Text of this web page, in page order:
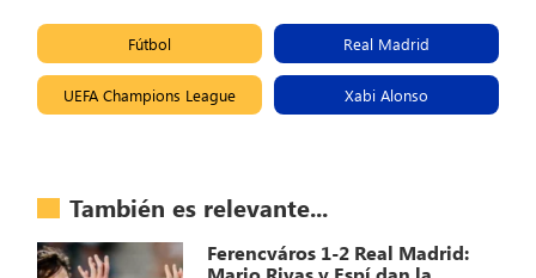
Fútbol Real Madrid
UEFA Champions League Xabi Alonso
También es relevante...
Ferencváros 1-2 Real Madrid: